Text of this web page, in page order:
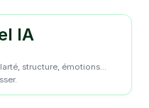
IA
structure, émotions...